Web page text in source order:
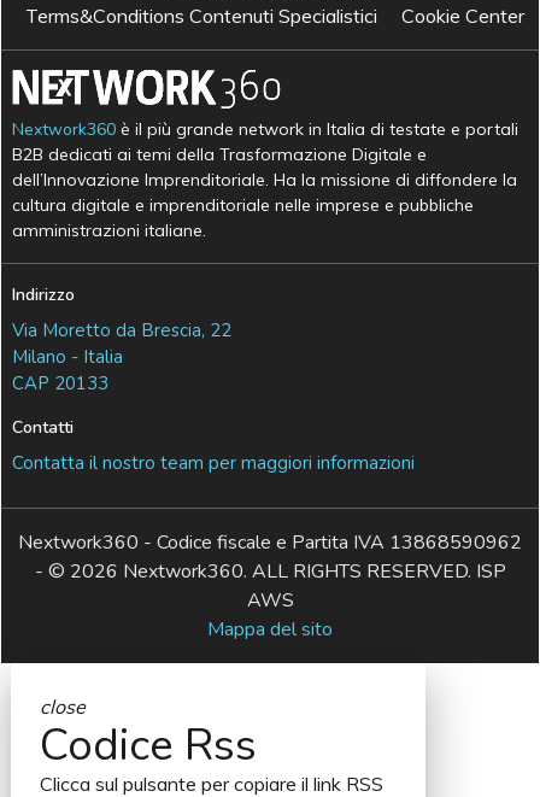
Terms&Conditions Contenuti Specialistici
Cookie Center
Nextwork360 è il più grande network in Italia di testate e portali
B2B dedicati ai temi della Trasformazione Digitale e
dell’Innovazione Imprenditoriale. Ha la missione di diffondere la
cultura digitale e imprenditoriale nelle imprese e pubbliche
amministrazioni italiane.
Indirizzo
Via Moretto da Brescia, 22
Milano - Italia
CAP 20133
Contatti
Contatta il nostro team per maggiori informazioni
Nextwork360 - Codice fiscale e Partita IVA 13868590962
- © 2026 Nextwork360. ALL RIGHTS RESERVED. ISP
AWS
Mappa del sito
close
Codice Rss
Clicca sul pulsante per copiare il link RSS